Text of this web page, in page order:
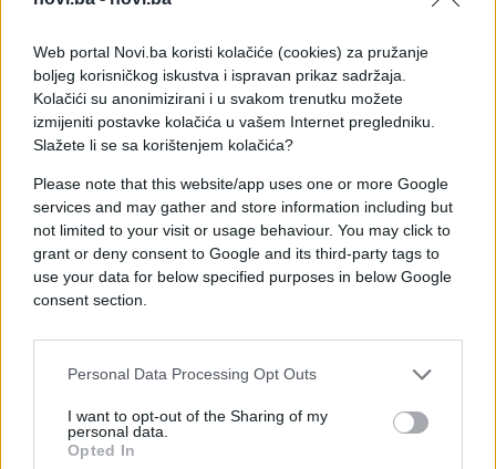
Web portal Novi.ba koristi kolačiće (cookies) za pružanje
boljeg korisničkog iskustva i ispravan prikaz sadržaja.
Kolačići su anonimizirani i u svakom trenutku možete
izmijeniti postavke kolačića u vašem Internet pregledniku.
Slažete li se sa korištenjem kolačića?
Please note that this website/app uses one or more Google
services and may gather and store information including but
not limited to your visit or usage behaviour. You may click to
grant or deny consent to Google and its third-party tags to
use your data for below specified purposes in below Google
consent section.
Personal Data Processing Opt Outs
I want to opt-out of the Sharing of my
personal data.
Opted In
nazad i sad imamo za posljedicu da nemamo
budžet BiH za 2025. godinu - što nam je veliki
problem sa aspekta mnogih stvari koje trebaju da
se rade u 2025. godini kada su u pitanju institucije.
Na kraju krajeva, imate i odluku vezano za plate za
mnogobrojne ljude koji rade, službenike, gdje smo
usvojili zakon da će stupiti na snagu i da će se
početi isplaćivati po tom zakonu plate i naknade
kada se usvoji budžet za 2025. godinu. Znači, mi
imamo i to blokirano.
treba istraživati Schmidta i
Viadukt.